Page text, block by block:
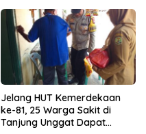
Jelang HUT Kemerdekaan
ke-81, 25 Warga Sakit di
Tanjung Unggat Dapat